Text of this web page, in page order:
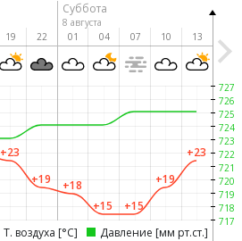
19 22
Суббота
8 августа
01
04 07 10 13
+23
+19
+18
+15
+15
+19
+23
727
726
725
724
723
722
721
720
719
718
717
Давление [мм рт.ст.]
Т. воздуха [°C]